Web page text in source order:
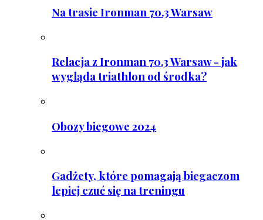
Na trasie Ironman 70.3 Warsaw
Relacja z Ironman 70.3 Warsaw - jak
wygląda triathlon od środka?
Obozy biegowe 2024
Gadżety, które pomagają biegaczom
lepiej czuć się na treningu